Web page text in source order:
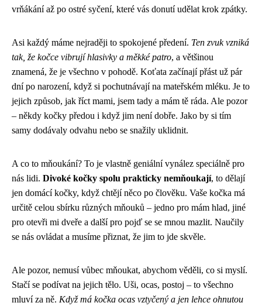
vrňákání až po ostré syčení, které vás donutí udělat krok zpátky.
Asi každý máme nejraději to spokojené předení. Ten zvuk vzniká
tak, že kočce vibrují hlasivky a měkké patro, a většinou
znamená, že je všechno v pohodě. Koťata začínají přást už pár
dní po narození, když si pochutnávají na mateřském mléku. Je to
jejich způsob, jak říct mami, jsem tady a mám tě ráda. Ale pozor
– někdy kočky předou i když jim není dobře. Jako by si tím
samy dodávaly odvahu nebo se snažily uklidnit.
A co to mňoukání? To je vlastně geniální vynález speciálně pro
nás lidi. Divoké kočky spolu prakticky nemňoukají, to dělají
jen domácí kočky, když chtějí něco po člověku. Vaše kočka má
určitě celou sbírku různých mňouků – jedno pro mám hlad, jiné
pro otevři mi dveře a další pro pojď se se mnou mazlit. Naučily
se nás ovládat a musíme přiznat, že jim to jde skvěle.
Ale pozor, nemusí vůbec mňoukat, abychom věděli, co si myslí.
Stačí se podívat na jejich tělo. Uši, ocas, postoj – to všechno
mluví za ně. Když má kočka ocas vztyčený a jen lehce ohnutou